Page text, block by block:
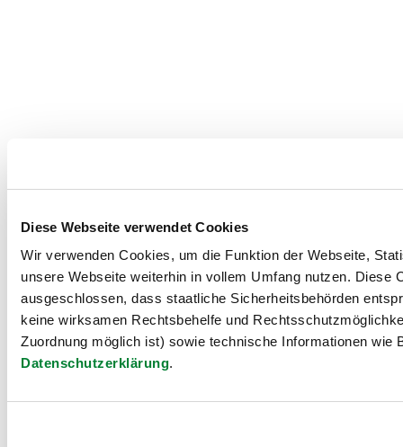
Diese Webseite verwendet Cookies
Wir verwenden Cookies, um die Funktion der Webseite,
unsere Webseite weiterhin in vollem Umfang nutzen.
ausgeschlossen, dass staatliche Sicherheitsbehörden
keine wirksamen Rechtsbehelfe und
Zuordnung möglich ist) sowie technische Informationen
Datenschutzerklärung.